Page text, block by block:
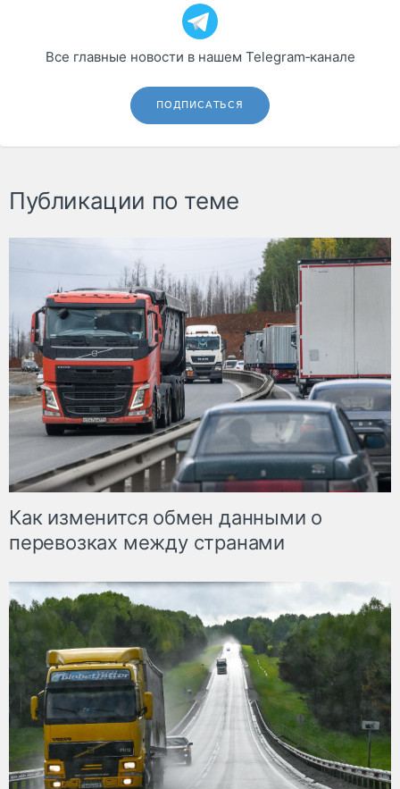
Все главные новости в нашем Telegram‑канале
ПОДПИСАТЬСЯ
Публикации по теме
Как изменится обмен данными о
перевозках между странами